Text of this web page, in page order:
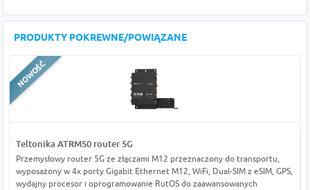
PRODUKTY POKREWNE/POWIĄZANE
Teltonika ATRM50 router 5G
Przemysłowy router 5G ze złączami M12 przeznaczony do transportu,
wyposażony w 4x porty Gigabit Ethernet M12, WiFi, Dual-SIM z eSIM, GPS,
wydajny procesor i oprogramowanie RutOS do zaawansowanych